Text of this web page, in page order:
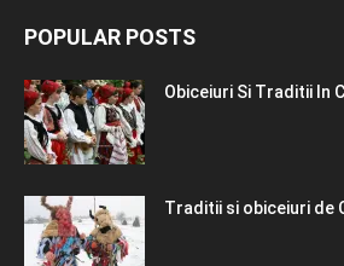
POPULAR POSTS
Obiceiuri Si Traditii In
Traditii si obiceiuri de